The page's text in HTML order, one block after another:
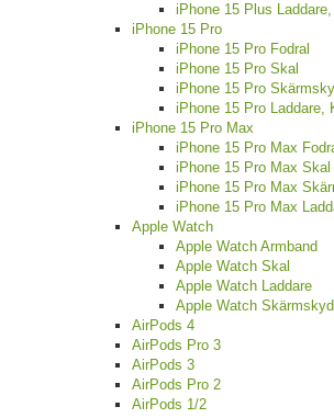
iPhone 15 Plus
iPhone 15 Pro
iPhone 15 Pro Fodral
iPhone 15 Pro Skal
iPhone 15 Pro
iPhone 15 Pro Laddare,
iPhone 15 Pro Max
iPhone 15 Pro Max
iPhone 15 Pro Max Skal
iPhone 15 Pro Max
iPhone 15 Pro Max
Apple Watch
Apple Watch Armband
Apple Watch Skal
Apple Watch Laddare
Apple Watch
AirPods 4
AirPods Pro 3
AirPods 3
AirPods Pro 2
AirPods 1/2